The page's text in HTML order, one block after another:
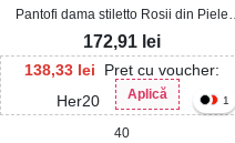
Pantofi dama stiletto Rosii din Piele
Ecologica Intoarsa Kaisei
138,33 lei
Pret cu voucher:
Her20
Aplică
172,91 lei
1
40